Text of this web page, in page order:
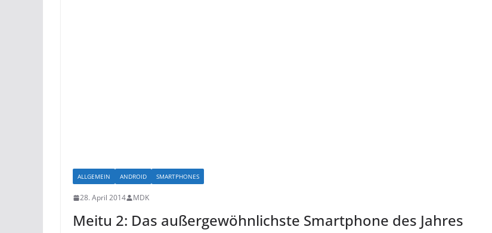
ALLGEMEIN ANDROID SMARTPHONES
28. April 2014 MDK
Meitu 2: Das außergewöhnlichste Smartphone des Jahres